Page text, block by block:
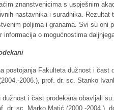
znanstvenicima s uspješnim
nastavnika i suradnika.
poljima i granama. Svi su oni
informacija o mogućnostima
postojanja Fakulteta dužnost i čast
2006.), prof. dr. sc. Stanko
dužnost i čast prodekana obavljali
dr. sc. Marko Matić (2000.-2004.),